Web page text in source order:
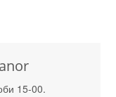
15-00.